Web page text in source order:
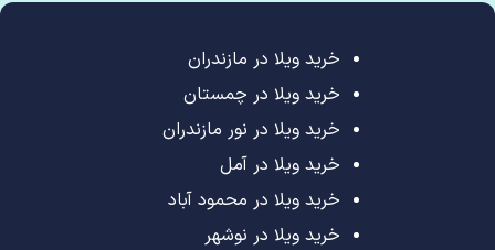
خرید ویلا در مازندران
خرید ویلا در چمستان
خرید ویلا در نور مازندران
خرید ویلا در آمل
خرید ویلا در محمود آباد
خرید ویلا در نوشهر